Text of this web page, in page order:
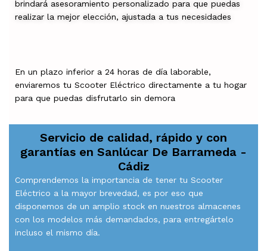
brindará asesoramiento personalizado para que puedas
realizar la mejor elección, ajustada a tus necesidades
En un plazo inferior a 24 horas de día laborable,
enviaremos tu Scooter Eléctrico directamente a tu hogar
para que puedas disfrutarlo sin demora
Servicio de calidad, rápido y con
garantías en Sanlúcar De Barrameda -
Cádiz
Comprendemos la importancia de tener tu Scooter
Eléctrico a la mayor brevedad, es por eso que
disponemos de un amplio stock en nuestros almacenes
con los modelos más demandados, para entregártelo
incluso el mismo día.